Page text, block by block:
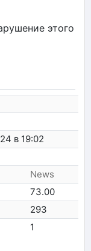
этого
в 19:02
News
73.00
293
1